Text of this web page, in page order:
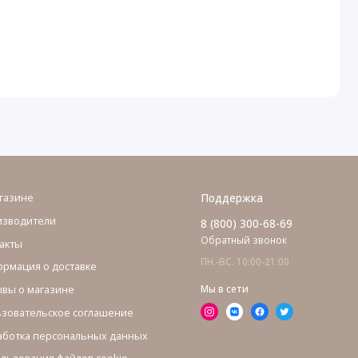
о доставке
о магазине
соглашение
персональных данных
Поддержка
8 (800) 300-68-69
Обратный звонок
ПН.-ВС. 10:00-21:00
Мы в сети